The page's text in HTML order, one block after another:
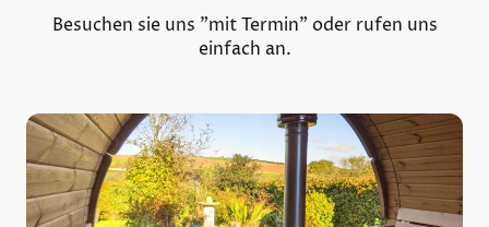
Besuchen sie uns "mit Termin" oder rufen uns
einfach an.